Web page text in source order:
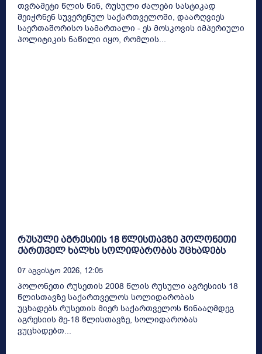
თვრამეტი წლის წინ, რუსული ძალები სასტიკად
შეიჭრნენ სუვერენულ საქართველოში, დაარღვიეს
საერთაშორისო სამართალი - ეს მოსკოვის იმპერიული
პოლიტიკის ნაწილი იყო, რომლის...
რუსული აგრესიის 18 წლისთავზე პოლონეთი
ქართველ ხალხს სოლიდარობას უცხადებს
07 Აგვისტო 2026, 12:05
პოლონეთი რუსეთის 2008 წლის რუსული აგრესიის 18
წლისთავზე საქართველოს სოლიდარობას
უცხადებს.რუსეთის მიერ საქართველოს წინააღმდეგ
აგრესიის მე-18 წლისთავზე, სოლიდარობას
ვუცხადებთ...